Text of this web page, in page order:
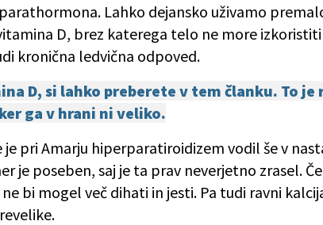
Lahko dejansko uživamo
D, brez katerega telo ne more izkoristiti
kronična ledvična odpoved.
D, si lahko preberete v tem članku. To je
ga v hrani ni veliko.
je pri Amarju hiperparatiroidizem vodil še v
je poseben, saj je ta prav neverjetno zrasel.
bi mogel več dihati in jesti. Pa tudi ravni